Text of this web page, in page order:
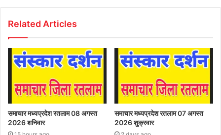
Related Articles
समाचार मध्यप्रदेश रतलाम 08 अगस्त
2026 शनिवार
समाचार मध्यप्रदेश रतलाम 07 अगस्त
2026 शुक्रवार